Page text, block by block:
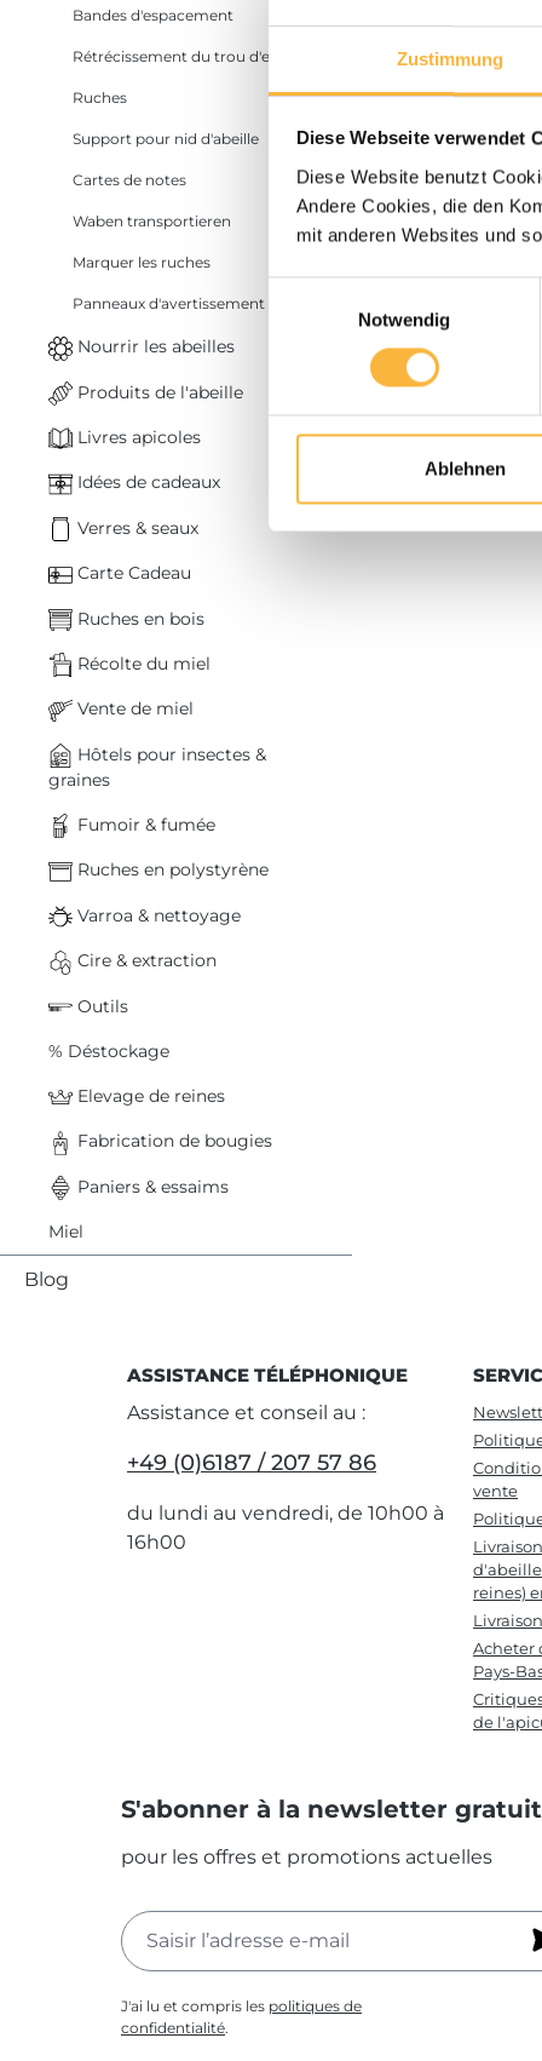
Zustimmung
Diese Webseite verwendet
Diese Website benutzt
Andere Cookies, die den
mit anderen Websites und
Notwendig
Ablehnen
Bandes d'espacement
Rétrécissement du trou d'envol
Ruches
Support pour nid d'abeille
Cartes de notes
Waben transportieren
Marquer les ruches
Panneaux d'avertissement
Nourrir les abeilles
Produits de l'abeille
Livres apicoles
Idées de cadeaux
Verres & seaux
Carte Cadeau
Ruches en bois
Récolte du miel
Vente de miel
Hôtels pour insectes &
graines
Fumoir & fumée
Ruches en polystyrène
Varroa & nettoyage
Cire & extraction
Outils
% Déstockage
Elevage de reines
Fabrication de bougies
Paniers & essaims
Miel
Blog
ASSISTANCE TÉLÉPHONIQUE
Assistance et conseil au :
+49 (0)6187 / 207 57 86
du lundi au vendredi, de 10h00 à
16h00
vente
reines)
Acheter
Pays-
de
S'abonner à la newsletter
pour les offres et promotions actuelles
J'ai lu et compris les politiques de
confidentialité.